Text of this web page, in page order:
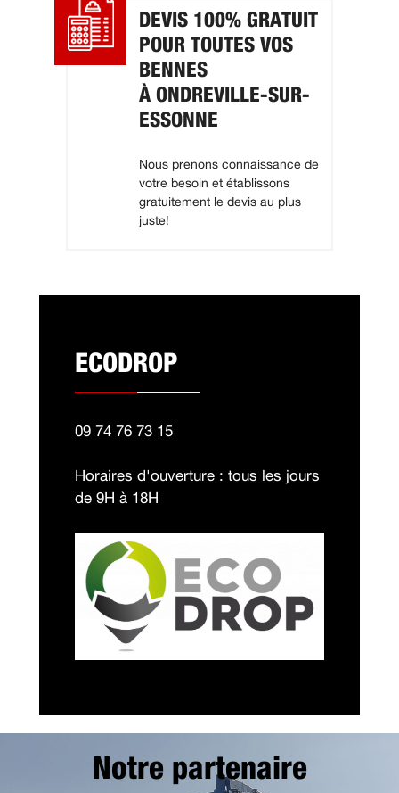
DEVIS 100% GRATUIT
POUR TOUTES VOS
BENNES
À ONDREVILLE-SUR-
ESSONNE
Nous prenons connaissance de
votre besoin et établissons
gratuitement le devis au plus
juste!
ECODROP
09 74 76 73 15
Horaires d'ouverture : tous les jours
de 9H à 18H
Notre partenaire